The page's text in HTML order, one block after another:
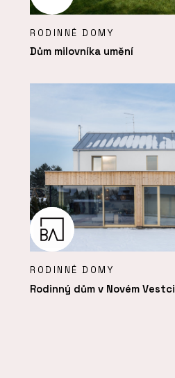
RODINNÉ DOMY
Dům milovníka umění
RODINNÉ DOMY
Rodinný dům v Novém Vestci